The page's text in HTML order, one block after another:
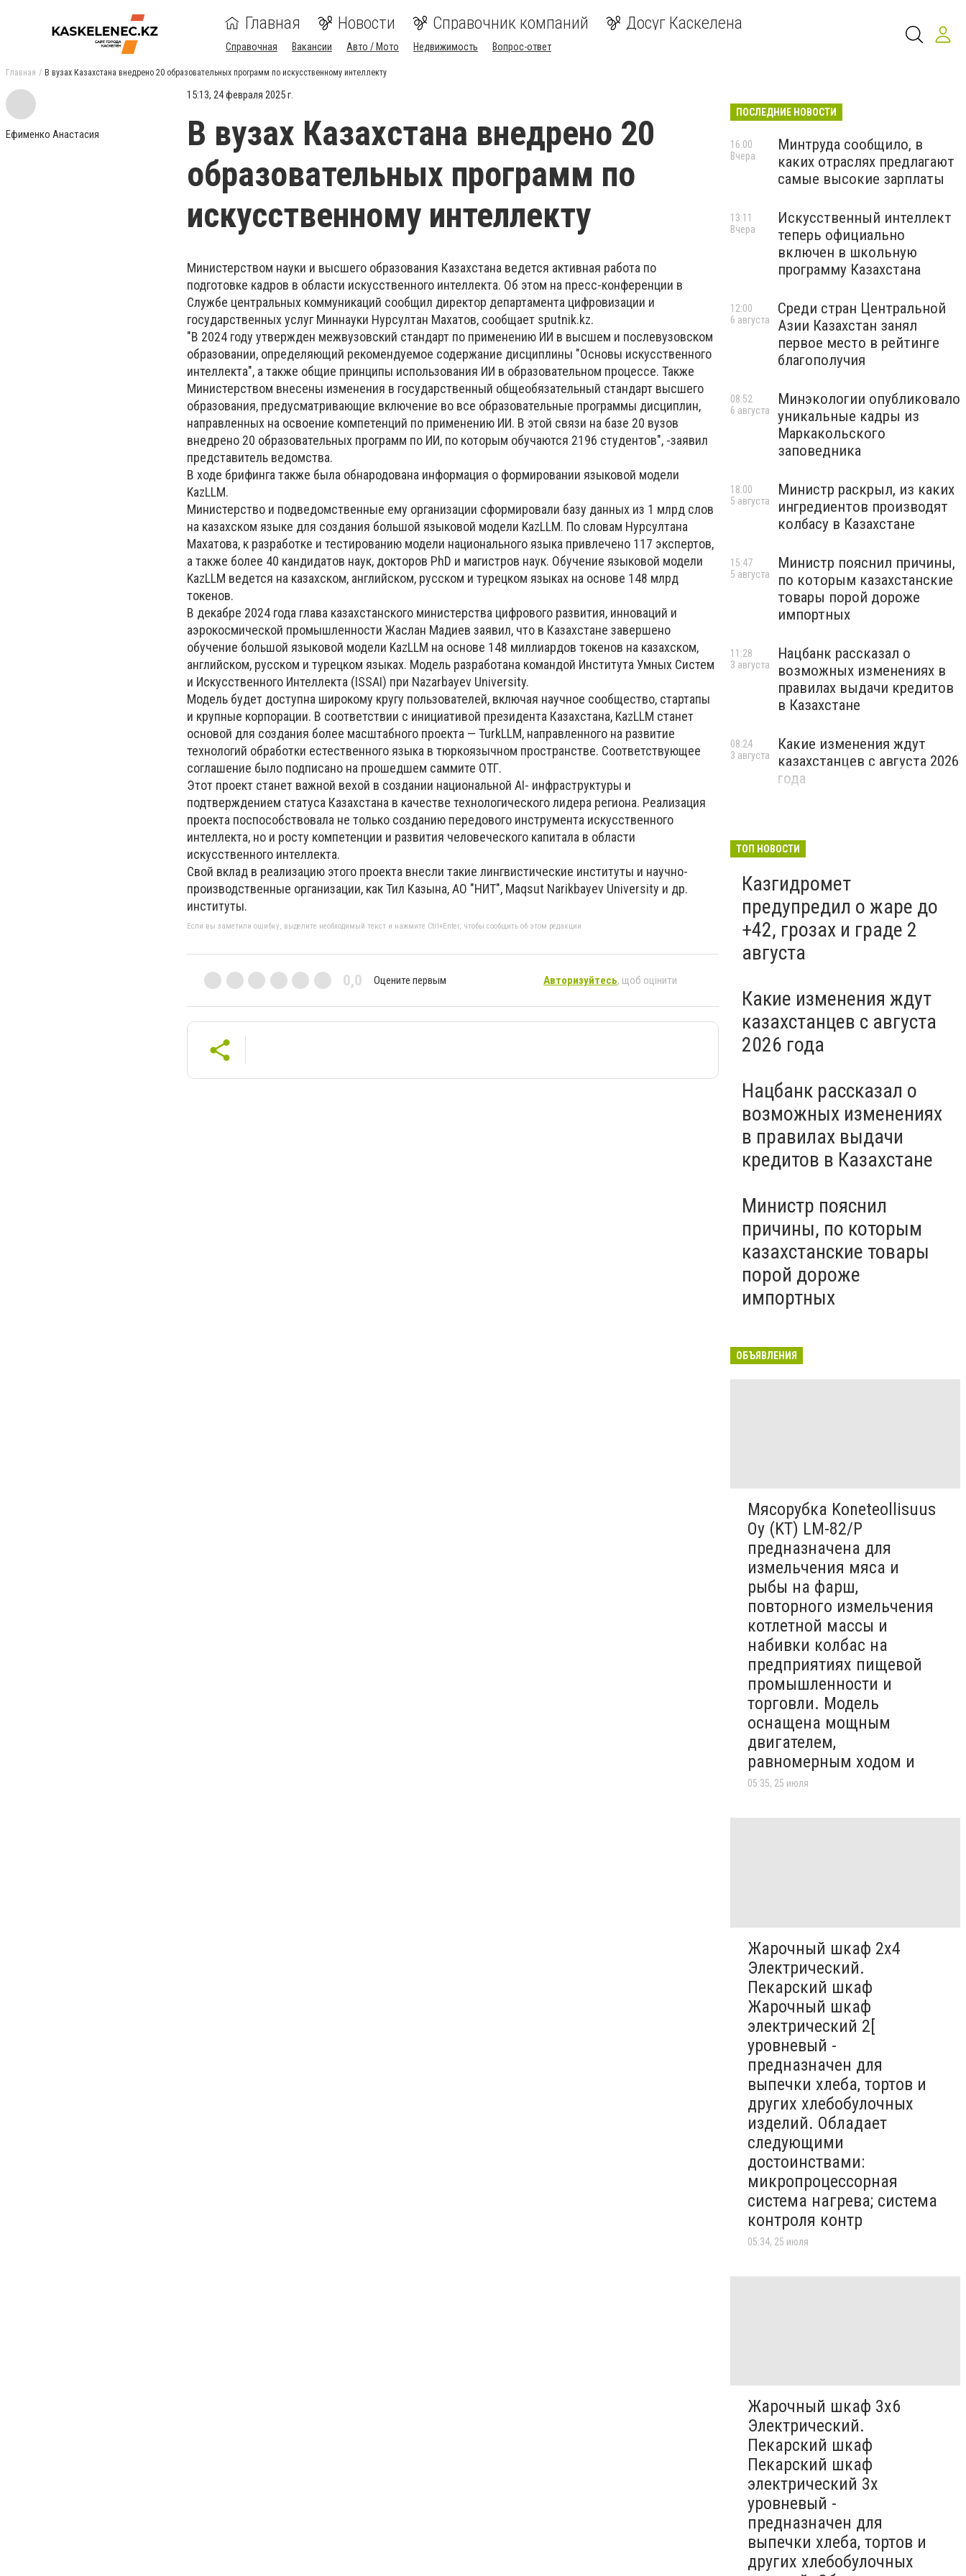
Главная Новости Справочник компаний Досуг Каскелена
Справочная Вакансии Авто / Мото Недвижимость Вопрос-ответ
Главная В вузах Казахстана внедрено 20 образовательных программ по искусственному интеллекту
Ефименко Анастасия
15:13, 24 февраля 2025 г.
В вузах Казахстана внедрено 20
образовательных программ по
искусственному интеллекту
Министерством науки и высшего образования Казахстана ведется активная работа по
подготовке кадров в области искусственного интеллекта. Об этом на пресс-конференции в
Службе центральных коммуникаций сообщил директор департамента цифровизации и
государственных услуг Миннауки Нурсултан Махатов, сообщает sputnik.kz.
"В 2024 году утвержден межвузовский стандарт по применению ИИ в высшем и послевузовском
образовании, определяющий рекомендуемое содержание дисциплины "Основы искусственного
интеллекта", а также общие принципы использования ИИ в образовательном процессе. Также
Министерством внесены изменения в государственный общеобязательный стандарт высшего
образования, предусматривающие включение во все образовательные программы дисциплин,
направленных на освоение компетенций по применению ИИ. В этой связи на базе 20 вузов
внедрено 20 образовательных программ по ИИ, по которым обучаются 2196 студентов", -заявил
представитель ведомства.
В ходе брифинга также была обнародована информация о формировании языковой модели
KazLLM.
Министерство и подведомственные ему организации сформировали базу данных из 1 млрд слов
на казахском языке для создания большой языковой модели KazLLM. По словам Нурсултана
Махатова, к разработке и тестированию модели национального языка привлечено 117 экспертов,
а также более 40 кандидатов наук, докторов PhD и магистров наук. Обучение языковой модели
KazLLM ведется на казахском, английском, русском и турецком языках на основе 148 млрд
токенов.
В декабре 2024 года глава казахстанского министерства цифрового развития, инноваций и
аэрокосмической промышленности Жаслан Мадиев заявил, что в Казахстане завершено
обучение большой языковой модели KazLLM на основе 148 миллиардов токенов на казахском,
английском, русском и турецком языках. Модель разработана командой Института Умных Систем
и Искусственного Интеллекта (ISSAI) при Nazarbayev University.
Модель будет доступна широкому кругу пользователей, включая научное сообщество, стартапы
и крупные корпорации. В соответствии с инициативой президента Казахстана, KazLLM станет
основой для создания более масштабного проекта — TurkLLM, направленного на развитие
технологий обработки естественного языка в тюркоязычном пространстве. Соответствующее
соглашение было подписано на прошедшем саммите ОТГ.
Этот проект станет важной вехой в создании национальной AI- инфраструктуры и
подтверждением статуса Казахстана в качестве технологического лидера региона. Реализация
проекта поспособствовала не только созданию передового инструмента искусственного
интеллекта, но и росту компетенции и развития человеческого капитала в области
искусственного интеллекта.
Свой вклад в реализацию этого проекта внесли такие лингвистические институты и научно-
производственные организации, как Тил Казына, АО "НИТ", Maqsut Narikbayev University и др.
институты.
Если вы заметили ошибку, выделите необходимый текст и нажмите Ctrl+Enter, чтобы сообщить об этом редакции
0,0 Оцените первым Авторизуйтесь, щоб оцінити
ПОСЛЕДНИЕ НОВОСТИ
Минтруда сообщило, в
каких отраслях предлагают
самые высокие зарплаты
16:00
Вчера
Искусственный интеллект
теперь официально
включен в школьную
программу Казахстана
13:11
Вчера
Среди стран Центральной
Азии Казахстан занял
первое место в рейтинге
благополучия
12:00
6 августа
Минэкологии опубликовало
уникальные кадры из
Маркакольского
заповедника
08:52
6 августа
Министр раскрыл, из каких
ингредиентов производят
колбасу в Казахстане
18:00
5 августа
Министр пояснил причины,
по которым казахстанские
товары порой дороже
импортных
15:47
5 августа
Нацбанк рассказал о
возможных изменениях в
правилах выдачи кредитов
в Казахстане
11:28
3 августа
Какие изменения ждут
казахстанцев с августа 2026
года
08:24
3 августа
ТОП НОВОСТИ
Казгидромет
предупредил о жаре до
+42, грозах и граде 2
августа
Какие изменения ждут
казахстанцев с августа
2026 года
Нацбанк рассказал о
возможных изменениях
в правилах выдачи
кредитов в Казахстане
Министр пояснил
причины, по которым
казахстанские товары
порой дороже
импортных
ОБЪЯВЛЕНИЯ
Мясорубка Koneteollisuus
Oy (KT)​ LM-82/P
предназначена для
измельчения мяса и
рыбы на фарш,
повторного измельчения
котлетной массы и
набивки колбас на
предприятиях пищевой
промышленности и
торговли. Модель
оснащена мощным
двигателем,
равномерным ходом и
05:35, 25 июля
Жарочный шкаф 2х4
Электрический.
Пекарский шкаф
Жарочный шкаф
электрический 2[
уровневый -
предназначен для
выпечки хлеба, тортов и
других хлебобулочных
изделий. Обладает
следующими
достоинствами:
микропроцессорная
система нагрева; система
контроля контр
05:34, 25 июля
Жарочный шкаф 3х6
Электрический.
Пекарский шкаф
Пекарский шкаф
электрический 3х
уровневый -
предназначен для
выпечки хлеба, тортов и
других хлебобулочных